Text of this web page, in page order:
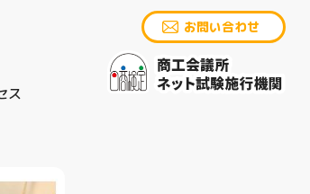
お問い合わせ
ス